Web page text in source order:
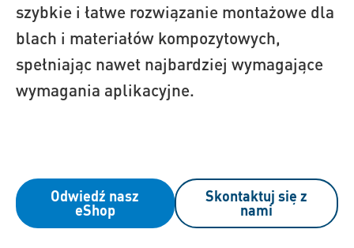
szybkie i łatwe rozwiązanie montażowe dla
blach i materiałów kompozytowych,
spełniając nawet najbardziej wymagające
wymagania aplikacyjne.
Odwiedź nasz
eShop
Skontaktuj się z
nami